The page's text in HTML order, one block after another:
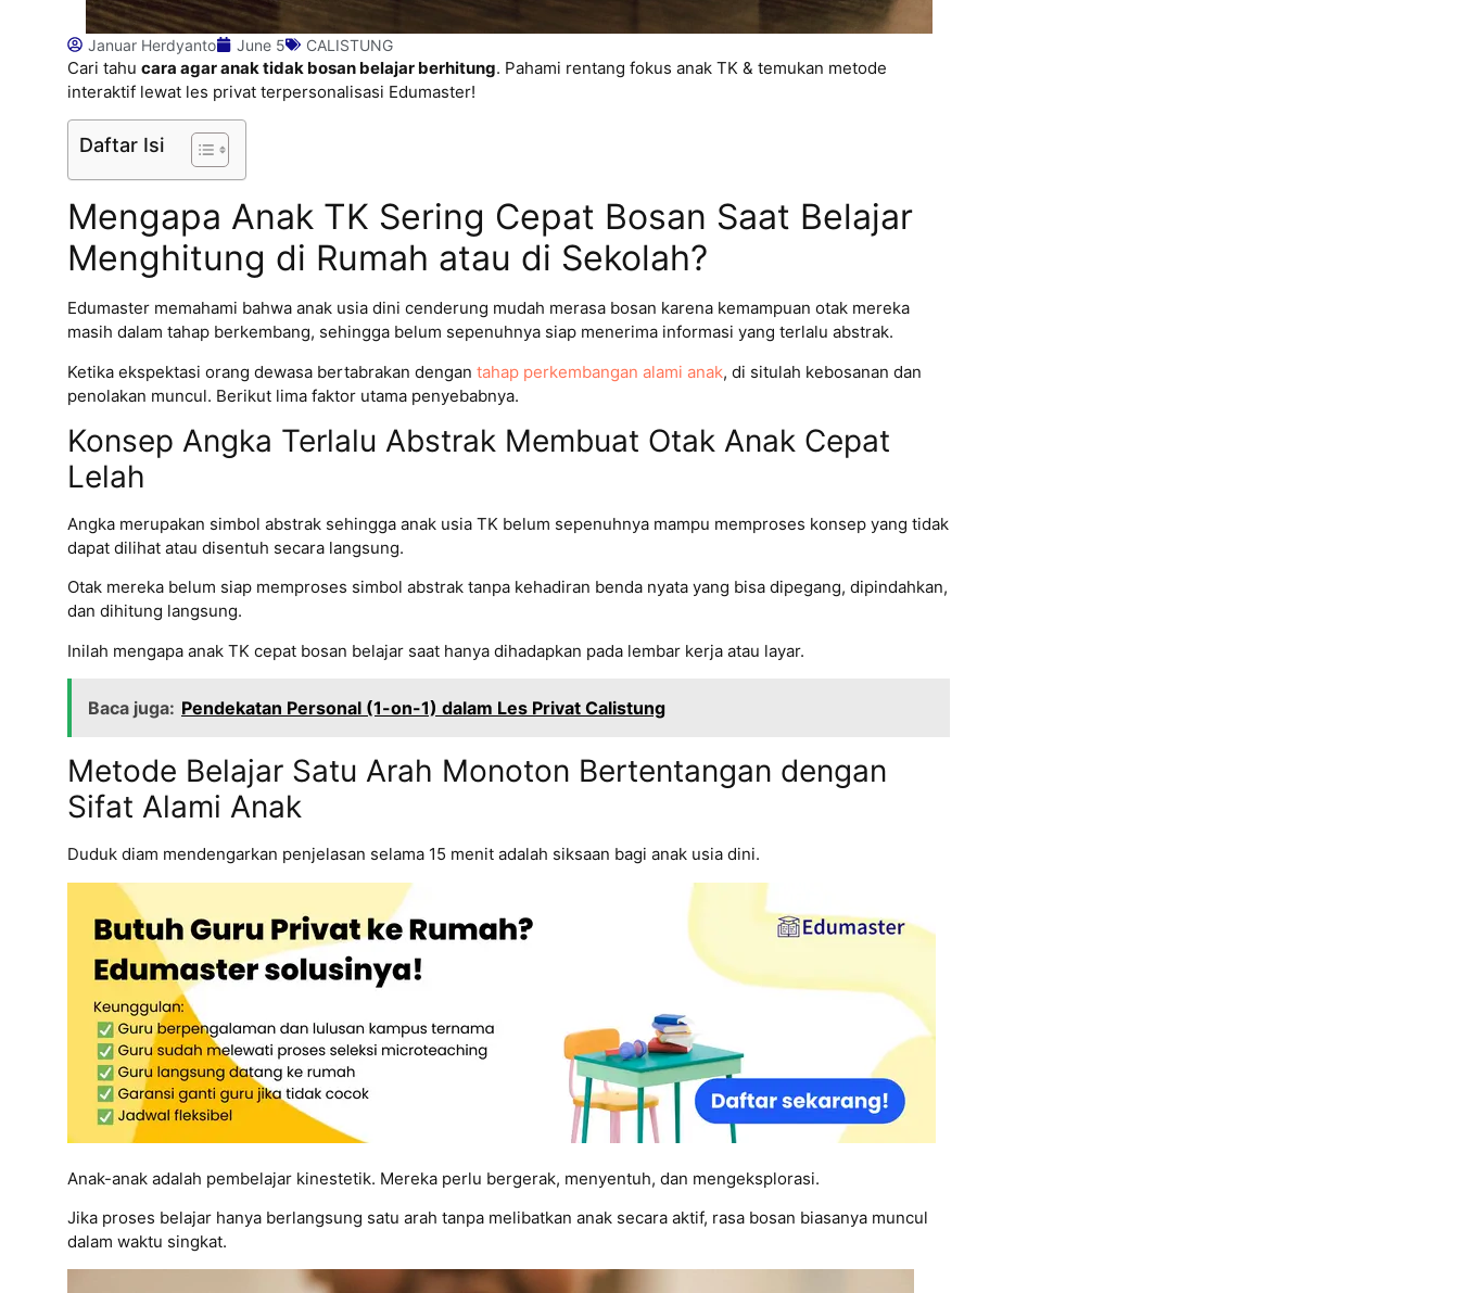
Januar Herdyanto June 5 CALISTUNG
Cari tahu cara agar anak tidak bosan belajar berhitung. Pahami rentang fokus anak TK & temukan metode
interaktif lewat les privat terpersonalisasi Edumaster!
Daftar Isi
Mengapa Anak TK Sering Cepat Bosan Saat Belajar
Menghitung di Rumah atau di Sekolah?
Edumaster memahami bahwa anak usia dini cenderung mudah merasa bosan karena kemampuan otak mereka
masih dalam tahap berkembang, sehingga belum sepenuhnya siap menerima informasi yang terlalu abstrak.
Ketika ekspektasi orang dewasa bertabrakan dengan tahap perkembangan alami anak, di situlah kebosanan dan
penolakan muncul. Berikut lima faktor utama penyebabnya.
Konsep Angka Terlalu Abstrak Membuat Otak Anak Cepat
Lelah
Angka merupakan simbol abstrak sehingga anak usia TK belum sepenuhnya mampu memproses konsep yang tidak
dapat dilihat atau disentuh secara langsung.
Otak mereka belum siap memproses simbol abstrak tanpa kehadiran benda nyata yang bisa dipegang, dipindahkan,
dan dihitung langsung.
Inilah mengapa anak TK cepat bosan belajar saat hanya dihadapkan pada lembar kerja atau layar.
Baca juga: Pendekatan Personal (1-on-1) dalam Les Privat Calistung
Metode Belajar Satu Arah Monoton Bertentangan dengan
Sifat Alami Anak
Duduk diam mendengarkan penjelasan selama 15 menit adalah siksaan bagi anak usia dini.
Anak-anak adalah pembelajar kinestetik. Mereka perlu bergerak, menyentuh, dan mengeksplorasi.
Jika proses belajar hanya berlangsung satu arah tanpa melibatkan anak secara aktif, rasa bosan biasanya muncul
dalam waktu singkat.